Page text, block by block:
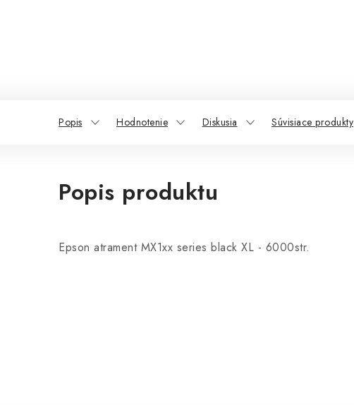
Popis Hodnotenie Diskusia Súvisiace produkty
Popis produktu
Epson atrament MX1xx series black XL - 6000str.